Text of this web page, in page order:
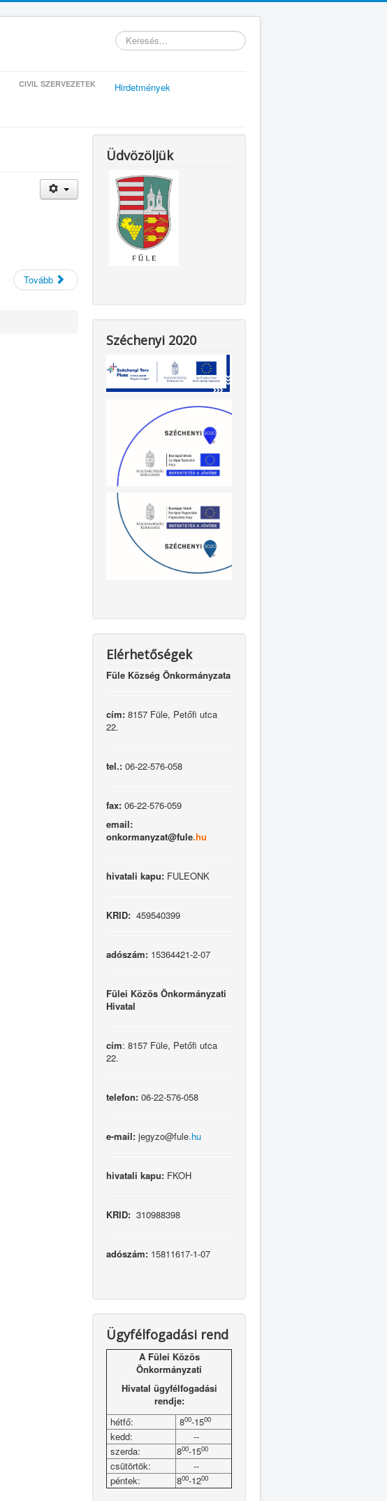
Keresés...
CIVIL SZERVEZETEK
Hirdetmények
Tovább
Üdvözöljük
Széchenyi 2020
Elérhetőségek
Füle Község Önkormányzata
cím: 8157 Füle, Petőfi utca
22.
tel.: 06-22-576-058
fax: 06-22-576-059
email:
onkormanyzat@fule.hu
hivatali kapu: FULEONK
KRID: 459540399
adószám: 15364421-2-07
Fülei Közös Önkormányzati
Hivatal
cím: 8157 Füle, Petőfi utca
22.
telefon: 06-22-576-058
e-mail: jegyzo@fule.hu
hivatali kapu: FKOH
KRID: 310988398
adószám: 15811617-1-07
Ügyfélfogadási rend
A Fülei Közös
Önkormányzati
Hivatal ügyfélfogadási
rendje:
hétfő:
800-1500
kedd:
--
szerda:
800-1500
csütörtök:
--
péntek:
800-1200